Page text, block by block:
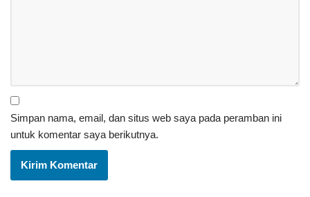
Simpan nama, email, dan situs web saya pada peramban ini
untuk komentar saya berikutnya.